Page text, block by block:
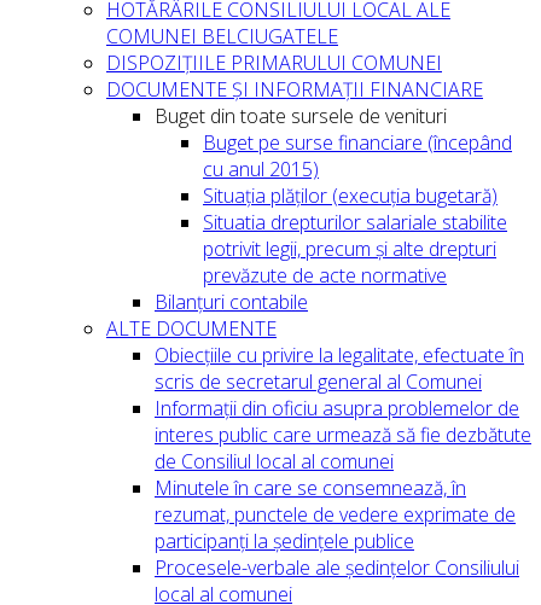
HOTĂRÂRILE CONSILIULUI LOCAL ALE
COMUNEI BELCIUGATELE
DISPOZIȚIILE PRIMARULUI COMUNEI
DOCUMENTE ȘI INFORMAȚII FINANCIARE
Buget din toate sursele de venituri
Buget pe surse financiare (începând
cu anul 2015)
Situația plăților (execuția bugetară)
Situatia drepturilor salariale stabilite
potrivit legii, precum și alte drepturi
prevăzute de acte normative
Bilanțuri contabile
ALTE DOCUMENTE
Obiecțiile cu privire la legalitate, efectuate în
scris de secretarul general al Comunei
Informații din oficiu asupra problemelor de
interes public care urmează să fie dezbătute
de Consiliul local al comunei
Minutele în care se consemnează, în
rezumat, punctele de vedere exprimate de
participanți la ședințele publice
Procesele-verbale ale ședințelor Consiliului
local al comunei